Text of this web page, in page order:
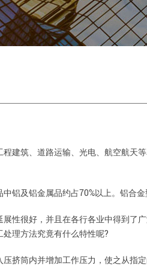
建筑、道路运输、光电、航空航天
铝及铝金属品约占70%以上。铝合
性很好，并且在各行各业中得到了
理方法究竟有什么特性呢?
挤筒内并增加工作压力，使之从指